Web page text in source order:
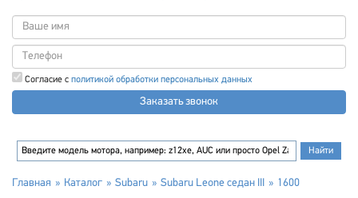
Согласие с политикой обработки персональных данных
Заказать звонок
Главная Каталог Subaru Subaru Leone седан III 1600